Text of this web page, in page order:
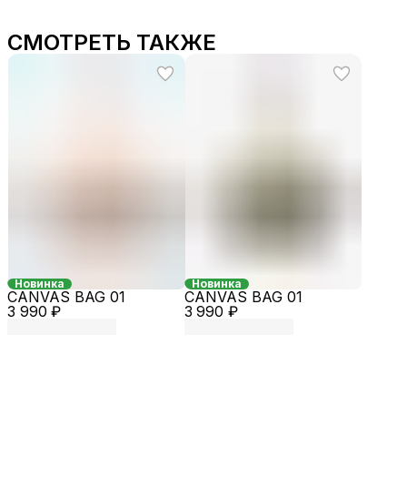
СМОТРЕТЬ ТАКЖЕ
Новинка
3 990 ₽
CANVAS BAG 01
Новинка
3 990 ₽
CANVAS BAG 01